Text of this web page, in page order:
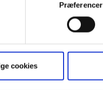
Præferencer
cookies